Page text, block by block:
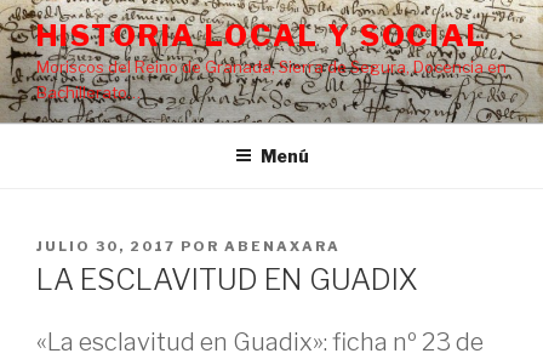
Saltar
al
contenido
HISTORIA LOCAL Y SOCIAL
Moriscos del Reino de Granada, Sierra de Segura, Docencia en
Bachillerato…
Menú
PUBLICADO
EL
JULIO 30, 2017 POR ABENAXARA
LA ESCLAVITUD EN GUADIX
«La esclavitud en Guadix»: ficha nº 23 de